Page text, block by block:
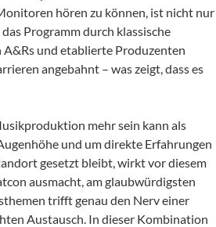
hören zu können, ist nicht nur
Programm durch klassische
A&Rs und etablierte Produzenten
angebahnt – was zeigt, dass es
mehr sein kann als
und um direkte Erfahrungen
gesetzt bleibt, wirkt vor diesem
ausmacht, am glaubwürdigsten
trifft genau den Nerv einer
Austausch. In dieser Kombination